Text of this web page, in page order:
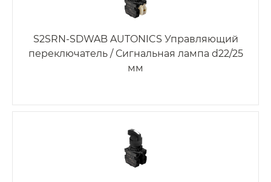
S2SRN-SDWAB AUTONICS Управляющий
переключатель / Сигнальная лампа d22/25
мм